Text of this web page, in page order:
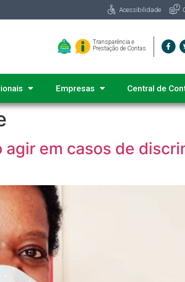
Acessibilidade
Transparência e
Prestação de Contas
Empresas Central de
em casos de